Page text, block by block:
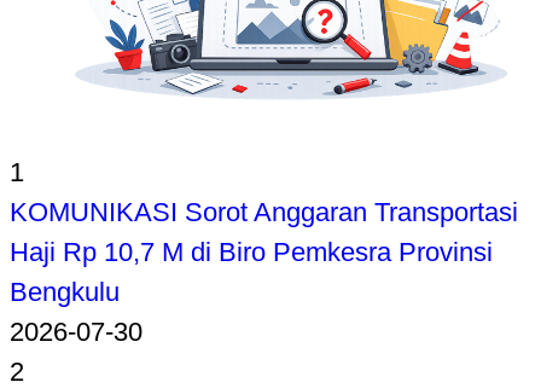
1
KOMUNIKASI Sorot Anggaran Transportasi
Haji Rp 10,7 M di Biro Pemkesra Provinsi
Bengkulu
2026-07-30
2